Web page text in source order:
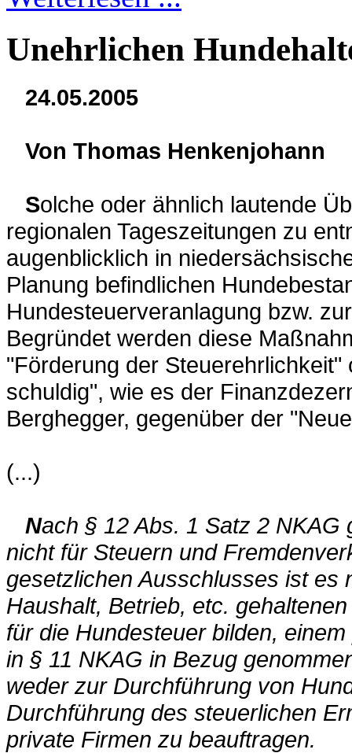
Unehrlichen
24.05.2005
Von Thomas Henkenjohann
Solche oder ähnlich lautende
regionalen Tageszeitungen zu
augenblicklich in
Planung befindlichen
Hundesteuerveranlagung bzw.
Begründet werden diese
"Förderung der
schuldig", wie es der
Berghegger, gegenüber der
(...)
Nach § 12 Abs. 1 Satz 2 NKAG
nicht für Steuern und
gesetzlichen Ausschlusses ist es
Haushalt, Betrieb, etc.
für die Hundesteuer bilden,
in § 11 NKAG in Bezug
weder zur Durchführung von
Durchführung des steuerlichen
private Firmen zu beauftragen.